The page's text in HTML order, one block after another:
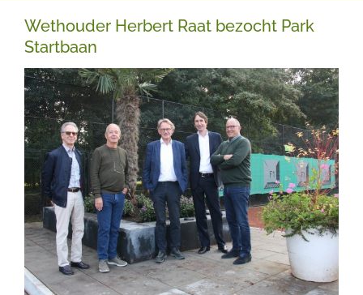
Wethouder Herbert Raat bezocht Park
Startbaan
Bekijk
grotere
afbeelding